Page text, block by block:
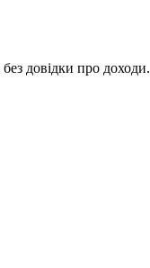
довідки про доходи.